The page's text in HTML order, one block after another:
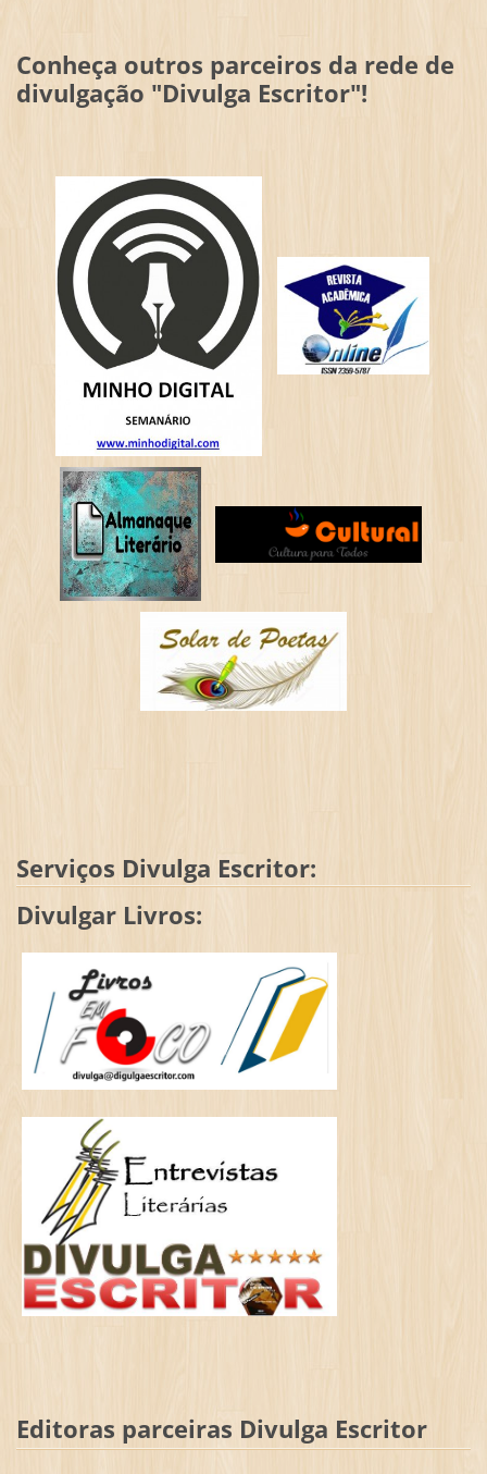
Conheça outros parceiros da rede de
divulgação "Divulga Escritor"!
Serviços Divulga Escritor:
Divulgar Livros:
Editoras parceiras Divulga Escritor